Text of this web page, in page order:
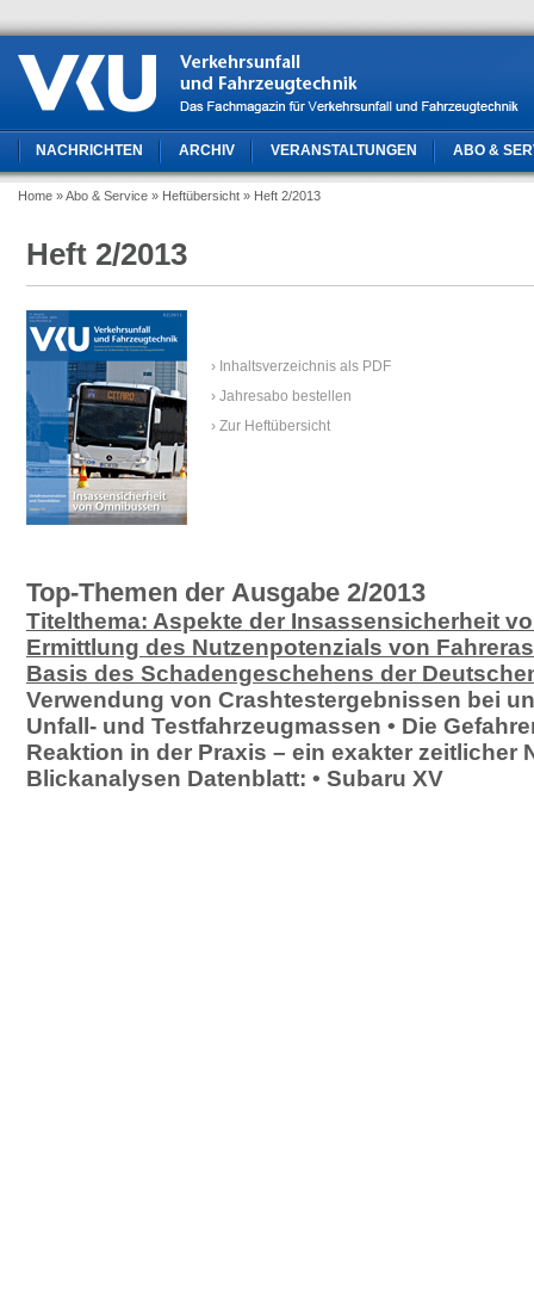
NACHRICHTEN ARCHIV VERANSTALTUNGEN ABO &
Home » Abo & Service » Heftübersicht » Heft 2/2013
Heft 2/2013
› Inhaltsverzeichnis als PDF
› Jahresabo bestellen
› Zur Heftübersicht
Top-Themen der Ausgabe 2/2013
Titelthema: Aspekte der Insassensicherheit
Ermittlung des Nutzenpotenzials von
Basis des Schadengeschehens der
Verwendung von Crashtestergebnissen bei
Unfall- und Testfahrzeugmassen • Die
Reaktion in der Praxis – ein exakter zeitlicher
Blickanalysen Datenblatt: • Subaru XV